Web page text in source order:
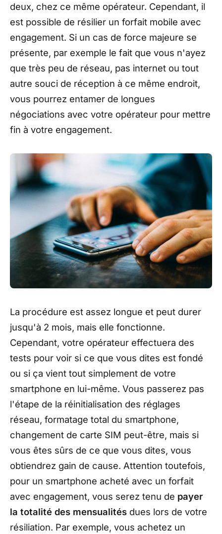
deux, chez ce même opérateur. Cependant, il
est possible de résilier un forfait mobile avec
engagement. Si un cas de force majeure se
présente, par exemple le fait que vous n'ayez
que très peu de réseau, pas internet ou tout
autre souci de réception à ce même endroit,
vous pourrez entamer de longues
négociations avec votre opérateur pour mettre
fin à votre engagement.
La procédure est assez longue et peut durer
jusqu'à 2 mois, mais elle fonctionne.
Cependant, votre opérateur effectuera des
tests pour voir si ce que vous dites est fondé
ou si ça vient tout simplement de votre
smartphone en lui-même. Vous passerez pas
l'étape de la réinitialisation des réglages
réseau, formatage total du smartphone,
changement de carte SIM peut-être, mais si
vous êtes sûrs de ce que vous dites, vous
obtiendrez gain de cause. Attention toutefois,
pour un smartphone acheté avec un forfait
avec engagement, vous serez tenu de payer
la totalité des mensualités dues lors de votre
résiliation. Par exemple, vous achetez un